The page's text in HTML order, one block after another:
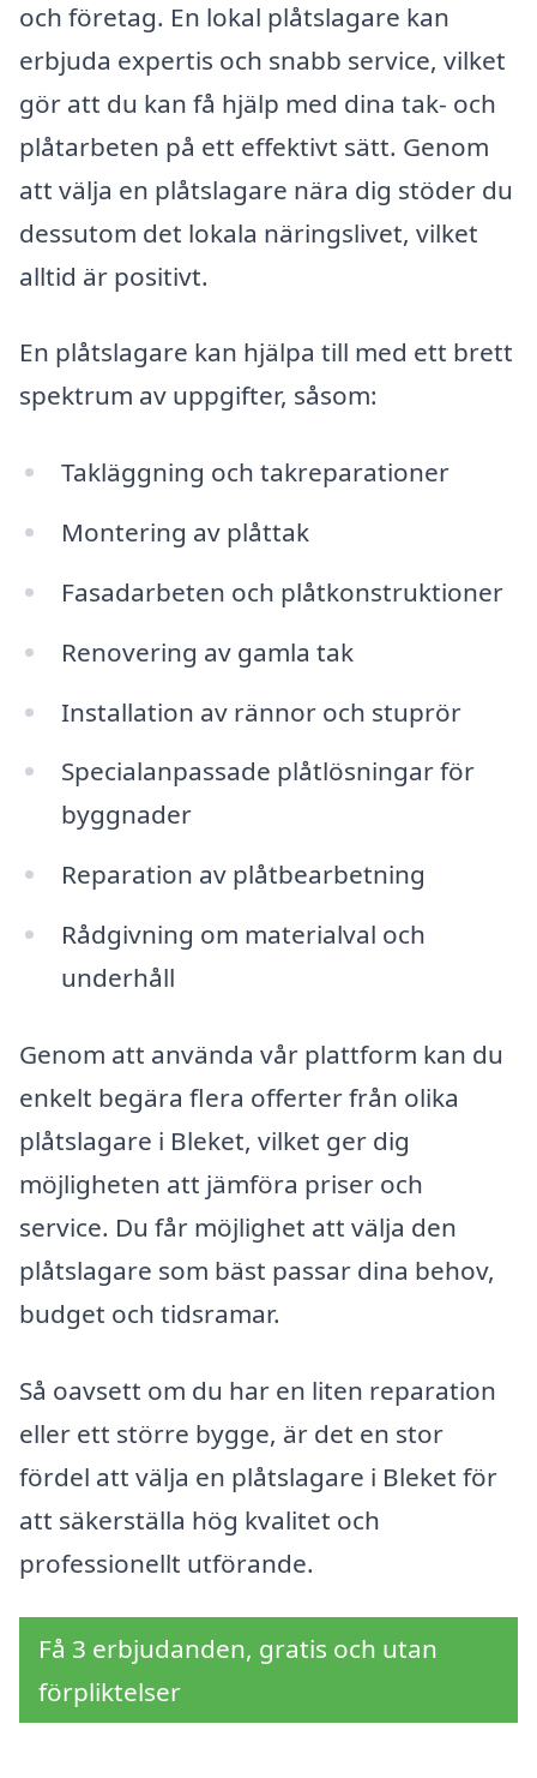
och företag. En lokal plåtslagare kan
erbjuda expertis och snabb service, vilket
gör att du kan få hjälp med dina tak- och
plåtarbeten på ett effektivt sätt. Genom
att välja en plåtslagare nära dig stöder du
dessutom det lokala näringslivet, vilket
alltid är positivt.
En plåtslagare kan hjälpa till med ett brett
spektrum av uppgifter, såsom:
Takläggning och takreparationer
Montering av plåttak
Fasadarbeten och plåtkonstruktioner
Renovering av gamla tak
Installation av rännor och stuprör
Specialanpassade plåtlösningar för
byggnader
Reparation av plåtbearbetning
Rådgivning om materialval och
underhåll
Genom att använda vår plattform kan du
enkelt begära flera offerter från olika
plåtslagare i Bleket, vilket ger dig
möjligheten att jämföra priser och
service. Du får möjlighet att välja den
plåtslagare som bäst passar dina behov,
budget och tidsramar.
Så oavsett om du har en liten reparation
eller ett större bygge, är det en stor
fördel att välja en plåtslagare i Bleket för
att säkerställa hög kvalitet och
professionellt utförande.
Få 3 erbjudanden, gratis och utan
förpliktelser